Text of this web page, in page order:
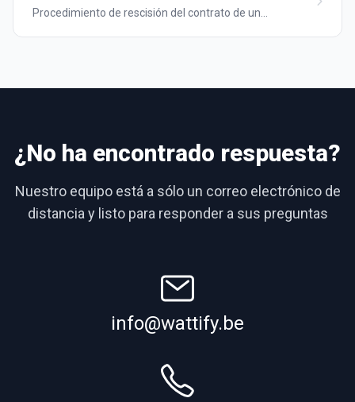
Procedimiento de rescisión del contrato de un
¿No ha encontrado respuesta?
Nuestro equipo está a sólo un correo electrónico de
distancia y listo para responder a sus preguntas
info@wattify.be